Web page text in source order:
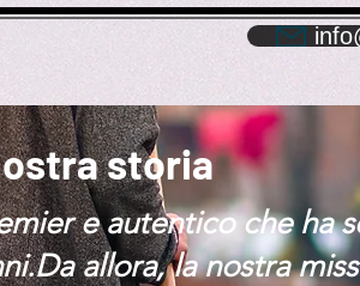
storia
e autentico che ha
allora, la nostra